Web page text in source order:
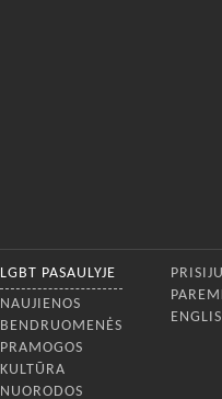
LGBT PASAULYJE
NAUJIENOS
BENDRUOMENĖS
PRAMOGOS
KULTŪRA
NUORODOS